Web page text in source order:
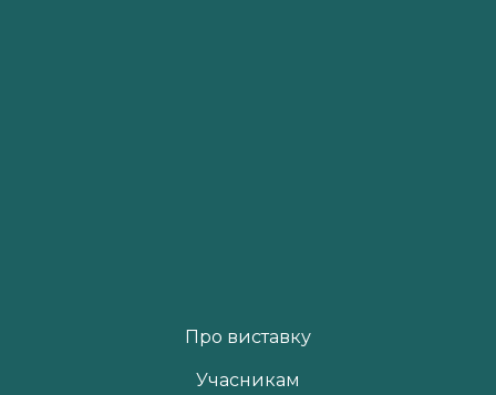
Про виставку
Учасникам